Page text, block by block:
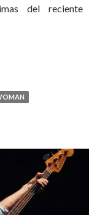
del reciente
con arco y